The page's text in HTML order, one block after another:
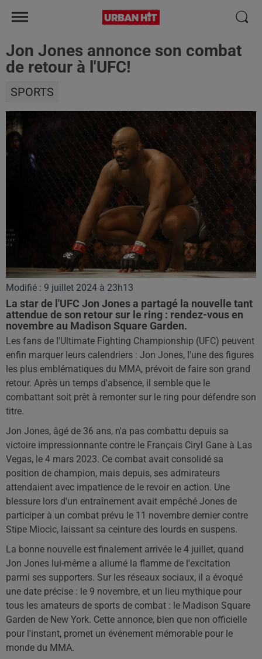
Jon Jones annonce son combat
de retour à l'UFC!
SPORTS
Modifié : 9 juillet 2024 à 23h13
La star de l'UFC Jon Jones a partagé la nouvelle tant
attendue de son retour sur le ring : rendez-vous en
novembre au Madison Square Garden.
Les fans de l'Ultimate Fighting Championship (UFC) peuvent
enfin marquer leurs calendriers : Jon Jones, l'une des figures
les plus emblématiques du MMA, prévoit de faire son grand
retour. Après un temps d'absence, il semble que le
combattant soit prêt à remonter sur le ring pour défendre son
titre.
Jon Jones, âgé de 36 ans, n'a pas combattu depuis sa
victoire impressionnante contre le Français Ciryl Gane à Las
Vegas, le 4 mars 2023. Ce combat avait consolidé sa
position de champion, mais depuis, ses admirateurs
attendaient avec impatience de le revoir en action. Une
blessure lors d'un entraînement avait empêché Jones de
participer à un combat prévu le 11 novembre dernier contre
Stipe Miocic, laissant sa ceinture des lourds en suspens.
La bonne nouvelle est finalement arrivée le 4 juillet, quand
Jon Jones lui-même a allumé la flamme de l'excitation
parmi ses supporters. Sur les réseaux sociaux, il a évoqué
une date précise : le 9 novembre, et un lieu mythique pour
tous les amateurs de sports de combat : le Madison Square
Garden de New York. Cette annonce, bien que non officielle
pour l'instant, promet un événement mémorable pour le
monde du MMA.